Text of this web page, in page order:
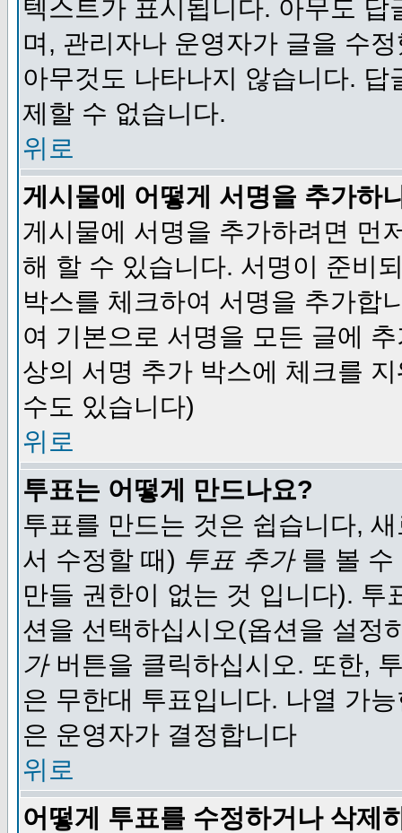
텍스트가 표시됩니다. 아무도
며, 관리자나 운영자가 글을 수
아무것도 나타나지 않습니다.
제할 수 없습니다.
위로
게시물에 어떻게 서명을 추가하
게시물에 서명을 추가하려면 먼
해 할 수 있습니다. 서명이 준비
박스를 체크하여 서명을 추가합
여 기본으로 서명을 모든 글에
상의 서명 추가 박스에 체크를
수도 있습니다)
위로
투표는 어떻게 만드나요?
투표를 만드는 것은 쉽습니다,
서 수정할 때) 투표 추가를 볼 수
만들 권한이 없는 것 입니다).
션을 선택하십시오(옵션을 설정
가버튼을 클릭하십시오. 또한,
은 무한대 투표입니다. 나열 가
은 운영자가 결정합니다
위로
어떻게 투표를 수정하거나 삭제